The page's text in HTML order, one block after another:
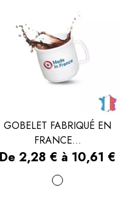
GOBELET FABRIQUÉ EN
FRANCE...
Prix
De 2,28 € à 10,61 €
Blanc